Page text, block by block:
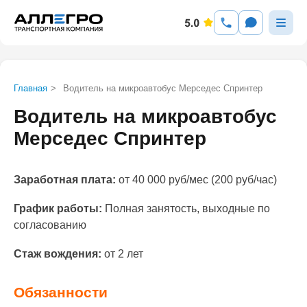
Главная > Водитель на микроавтобус Мерседес Спринтер
Водитель на микроавтобус
Мерседес Спринтер
Заработная плата: от 40 000 руб/мес (200 руб/час)
График работы: Полная занятость, выходные по
согласованию
Стаж вождения: от 2 лет
Обязанности